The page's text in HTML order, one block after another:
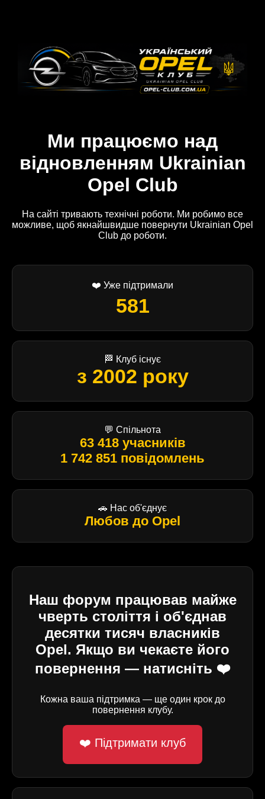
Ми працюємо над
відновленням Ukrainian
Opel Club
На сайті тривають технічні роботи. Ми робимо все
можливе, щоб якнайшвидше повернути Ukrainian Opel
Club до роботи.
❤️ Уже підтримали
581
🏁 Клуб існує
з 2002 року
💬 Спільнота
63 418 учасників
1 742 851 повідомлень
🚗 Нас об'єднує
Любов до Opel
Наш форум працював майже
чверть століття і об'єднав
десятки тисяч власників
Opel. Якщо ви чекаєте його
повернення — натисніть ❤️
Кожна ваша підтримка — ще один крок до
повернення клубу.
❤️ Підтримати клуб